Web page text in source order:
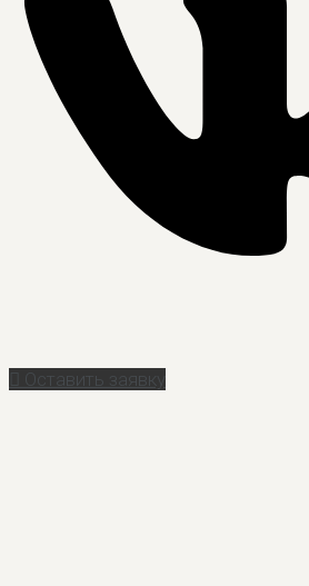
Оставить заявку